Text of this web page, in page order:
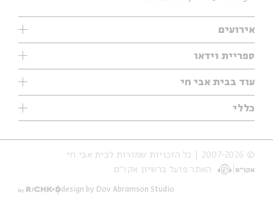
אירועים
עיון
אנגלית
נוער
סדרות
אירועי עבר
אירועים בירושלים
ספריית וידאו
ילדים
מוזיקה
עיון
מיוחדים
עוד בבית אבי חי
תערוכות
מיוחדים
כללי
אודות
הצהרת נגישות
תנאי שימוש והצהרת פרטיות
© 2007-2026 | כל הזכויות שמורות לבית אבי חי
האתר פועל ברשיון אקו״ם
design by Dov Abramson Studio